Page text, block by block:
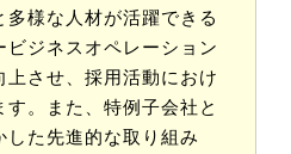
様な人材が活躍できる
ジネスオペレーション
上させ、採用活動におけ
。また、特例子会社と
した先進的な取り組み